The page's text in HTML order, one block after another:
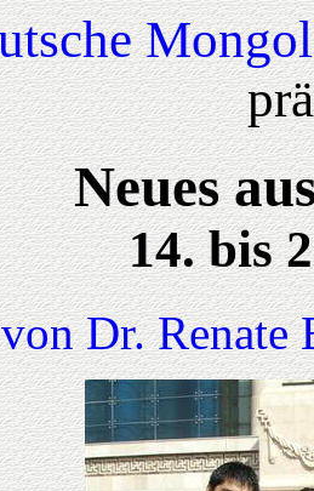
Neues
14. bis
von Dr. Renate